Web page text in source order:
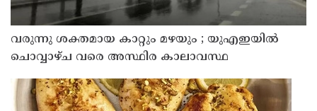
വരുന്നു ശക്തമായ കാറ്റും മഴയും ; യുഎഇയില്‍
ചൊവ്വാഴ്ച വരെ അസ്ഥിര കാലാവസ്ഥ